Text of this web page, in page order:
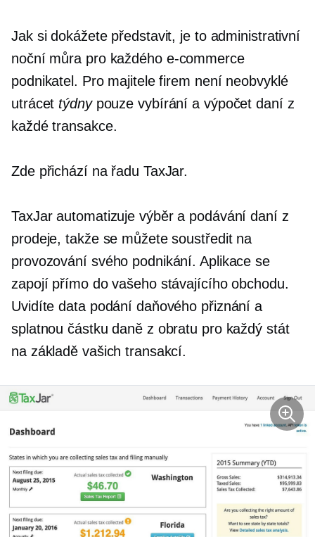
Jak si dokážete představit, je to administrativní
noční můra pro každého e-commerce
podnikatel. Pro majitele firem není neobvyklé
utrácet týdny pouze vybírání a výpočet daní z
každé transakce.
Zde přichází na řadu TaxJar.
TaxJar automatizuje výběr a podávání daní z
prodeje, takže se můžete soustředit na
provozování svého podnikání. Aplikace se
zapojí přímo do vašeho stávajícího obchodu.
Uvidíte data podání daňového přiznání a
splatnou částku daně z obratu pro každý stát
na základě vašich transakcí.